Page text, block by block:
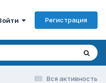
Регистрация
Вся активность